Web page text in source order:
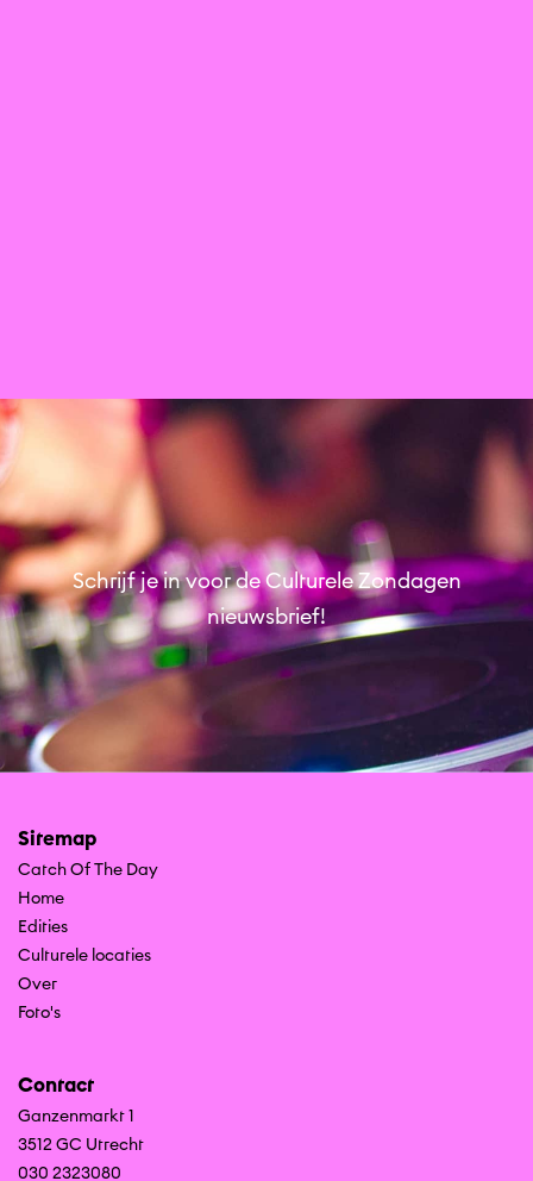
Schrijf je in voor de Culturele Zondagen
nieuwsbrief!
Sitemap
Catch Of The Day
Home
Edities
Culturele locaties
Over
Foto's
Contact
Ganzenmarkt 1
3512 GC Utrecht
030 2323080